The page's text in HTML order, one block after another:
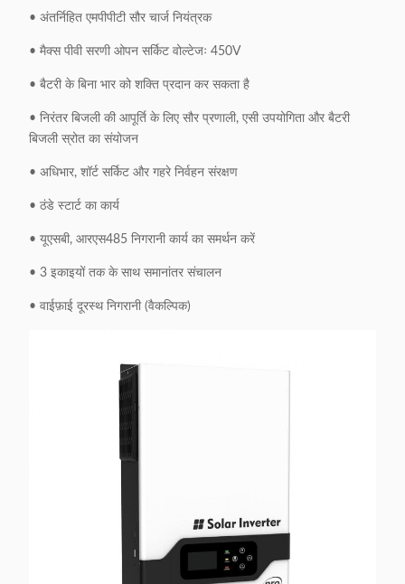
• अंतर्निहित एमपीपीटी सौर चार्ज नियंत्रक
• मैक्स पीवी सरणी ओपन सर्किट वोल्टेजः 450V
• बैटरी के बिना भार को शक्ति प्रदान कर सकता है
• निरंतर बिजली की आपूर्ति के लिए सौर प्रणाली, एसी उपयोगिता और बैटरी
बिजली स्रोत का संयोजन
• अधिभार, शॉर्ट सर्किट और गहरे निर्वहन संरक्षण
• ठंडे स्टार्ट का कार्य
• यूएसबी, आरएस485 निगरानी कार्य का समर्थन करें
• 3 इकाइयों तक के साथ समानांतर संचालन
• वाईफ़ाई दूरस्थ निगरानी (वैकल्पिक)